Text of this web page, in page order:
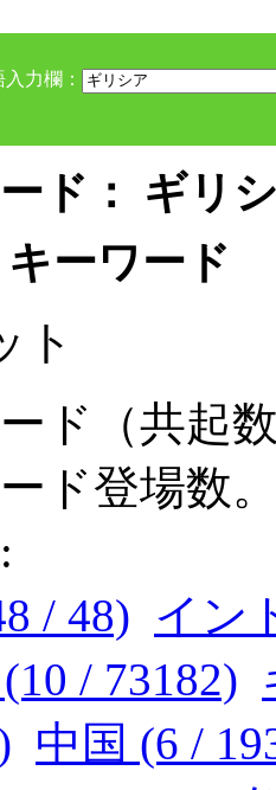
力欄：
ド： ギリ
ーワード
ト
ド（共起
ド登場数
/ 48) イン
/ 73182)
中国 (6 /